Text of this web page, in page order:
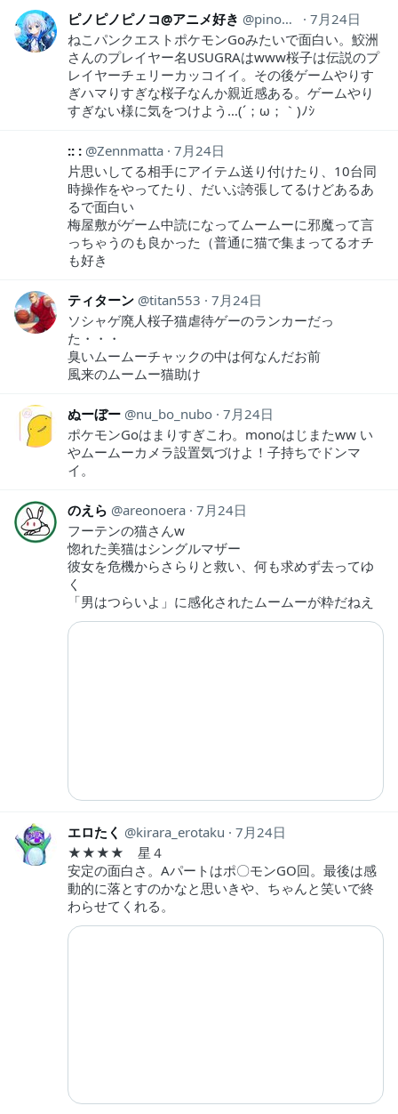
ピノピノピノコ@アニメ好き pinopinopino369
7月24日
ねこパンクエストポケモンGoみたいで面白い。鮫洲
さんのプレイヤー名USUGRAはwww桜子は伝説のプ
レイヤーチェリーカッコイイ。その後ゲームやりす
ぎハマりすぎな桜子なんか親近感ある。ゲームやり
すぎない様に気をつけよう…(´；ω；｀)ﾉｼ
:: : Zennmatta 7月24日
片思いしてる相手にアイテム送り付けたり、10台同
時操作をやってたり、だいぶ誇張してるけどあるあ
るで面白い
梅屋敷がゲーム中読になってムームーに邪魔って言
っちゃうのも良かった（普通に猫で集まってるオチ
も好き
ティターン titan553
7月24日
ソシャゲ廃人桜子猫虐待ゲーのランカーだっ
た・・・
臭いムームーチャックの中は何なんだお前
風来のムームー猫助け
ぬーぼー nu_bo_nubo 7月24日
ポケモンGoはまりすぎこわ。monoはじまたww い
やムームーカメラ設置気づけよ！子持ちでドンマ
イ。
のえら areonoera 7月24日
フーテンの猫さんw
惚れた美猫はシングルマザー
彼女を危機からさらりと救い、何も求めず去ってゆ
く
「男はつらいよ」に感化されたムームーが粋だねえ
エロたく kirara_erotaku
7月24日
★★★★ 星４
安定の面白さ。Aパートはポ〇モンGO回。最後は感
動的に落とすのかなと思いきや、ちゃんと笑いで終
わらせてくれる。